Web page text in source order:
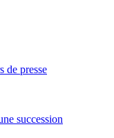
de presse
succession